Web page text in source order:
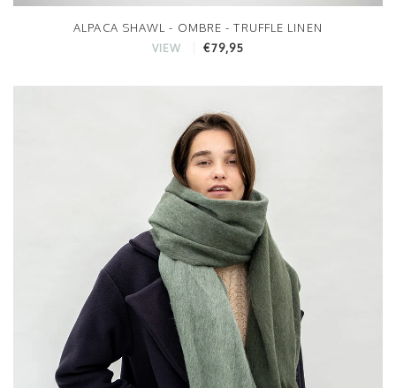
ALPACA SHAWL - OMBRE - TRUFFLE LINEN
VIEW €79,95